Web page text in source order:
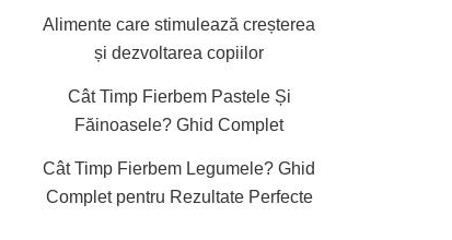
Alimente care stimulează creșterea
și dezvoltarea copiilor
Cât Timp Fierbem Pastele Și
Făinoasele? Ghid Complet
Cât Timp Fierbem Legumele? Ghid
Complet pentru Rezultate Perfecte